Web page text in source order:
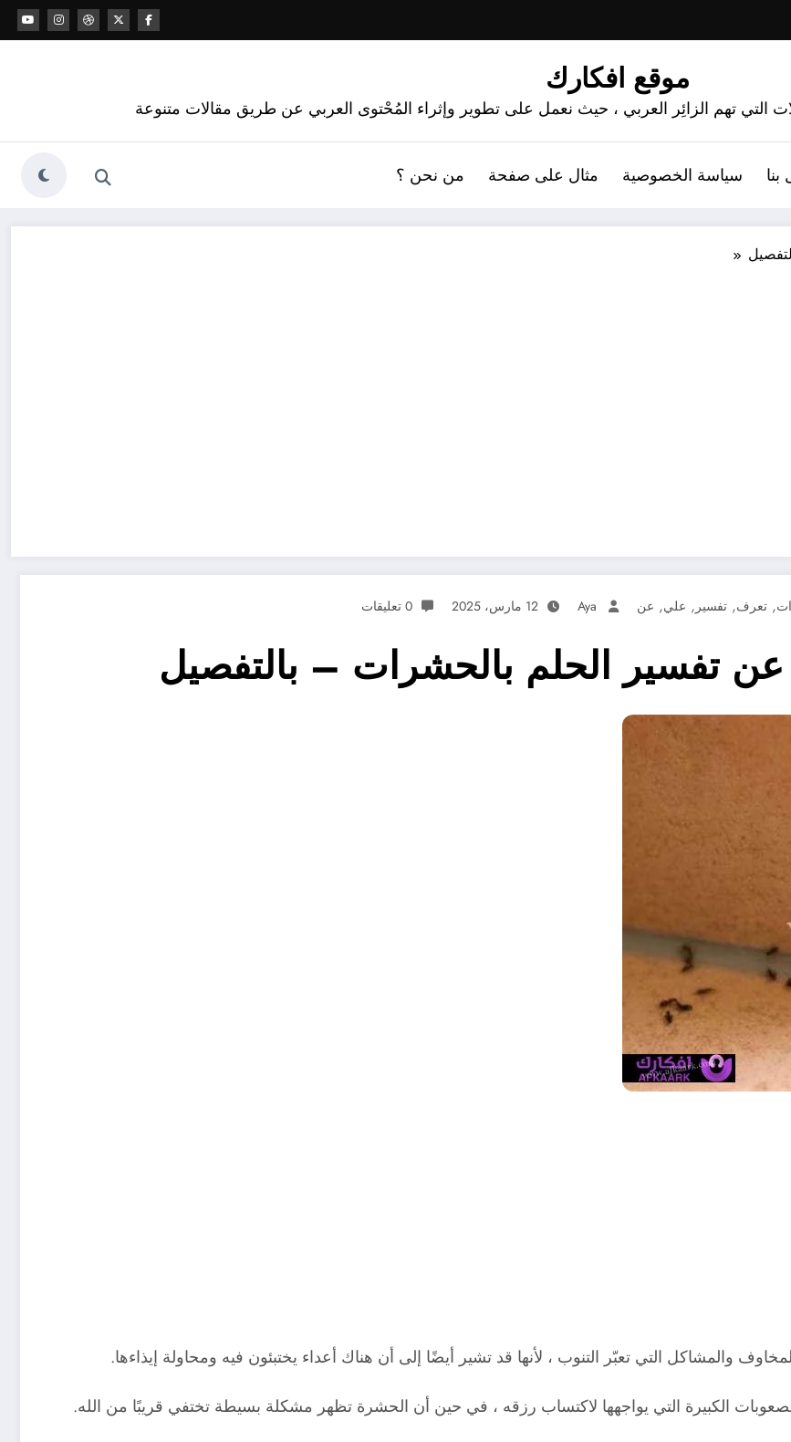
موقع افكارك
التي تهم الزائِر العربي ، حيث نعمل على تطوير وإثراء المُحْتوى العربي عن طريق مقالات متنوعة
سياسة الخصوصية مثال على صفحة من نحن ؟
, تعرف, تفسير , علي, عن Aya 12 مارس، 2025 0 تعليقات
تفسير الحلم بالحشرات – بالتفصيل
والمشاكل التي تعبّر التنوب ، لأنها قد تشير أيضًا إلى أن هناك أعداء يختبئون فيه ومحاولة إيذاءها.